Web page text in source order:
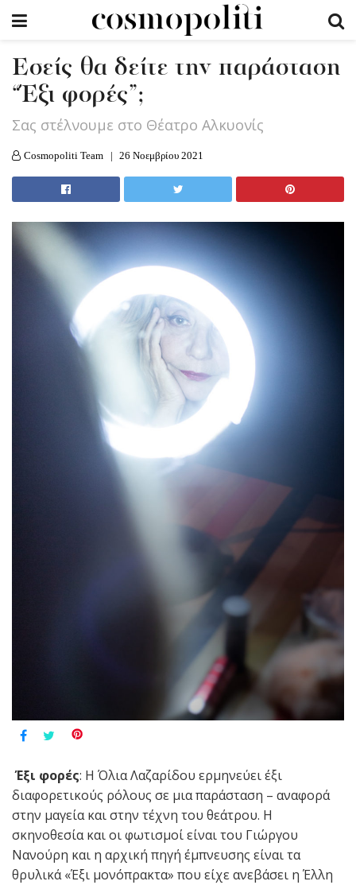
Εσείς θα δείτε την παράσταση
“Έξι φορές”;
Σας στέλνουμε στο Θέατρο Αλκυονίς
Cosmopoliti Team 26 Νοεμβρίου 2021
Έξι φορές: Η Όλια Λαζαρίδου ερμηνεύει έξι
διαφορετικούς ρόλους σε μια παράσταση – αναφορά
στην μαγεία και στην τέχνη του θεάτρου. Η
σκηνοθεσία και οι φωτισμοί είναι του Γιώργου
Νανούρη και η αρχική πηγή έμπνευσης είναι τα
θρυλικά «Έξι μονόπρακτα» που είχε ανεβάσει η Έλλη